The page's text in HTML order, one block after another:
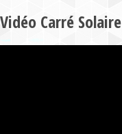
Vidéo Carré Solaire